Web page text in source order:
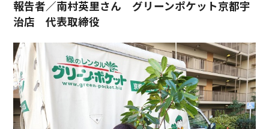
報告者／南村英里さん グリーンポケット京都宇
治店 代表取締役